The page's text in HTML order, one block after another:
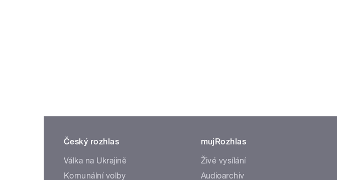
Český rozhlas
Válka na Ukrajině
Komunální volby
mujRozhlas
Živé vysílání
Audioarchiv